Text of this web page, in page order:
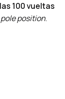
100 vueltas
pole position.